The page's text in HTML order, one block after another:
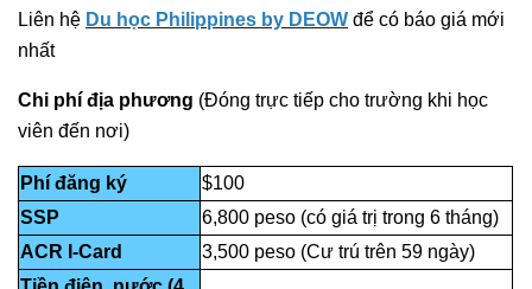
Liên hệ Du học Philippines by DEOW để có báo giá mới
nhất
Chi phí địa phương (Đóng trực tiếp cho trường khi học
viên đến nơi)
Phí đăng ký
$100
SSP
6,800 peso (có giá trị trong 6 tháng)
ACR I-Card
3,500 peso (Cư trú trên 59 ngày)